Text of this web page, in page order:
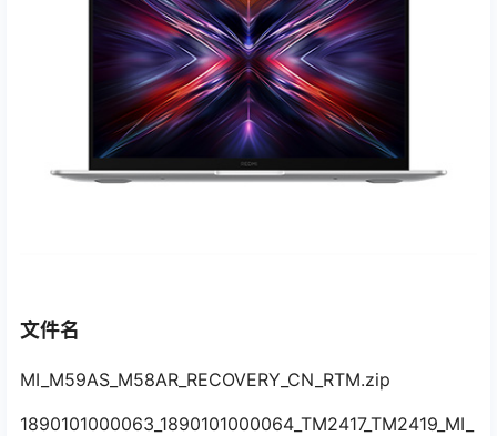
文件名
MI_M59AS_M58AR_RECOVERY_CN_RTM.zip
1890101000063_1890101000064_TM2417_TM2419_MI_